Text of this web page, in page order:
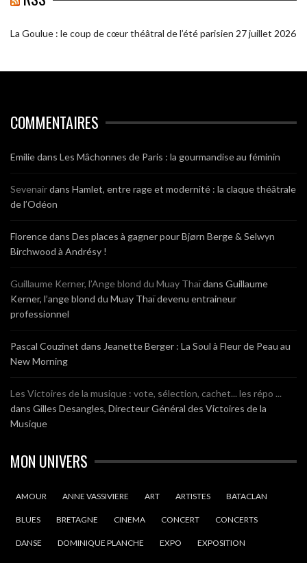
La Goulue : le coup de cœur théâtral de l’été parisien 27 juillet 2026
COMMENTAIRES
Emiliedans Les Mâchonnes de Paris : la gourmandise au féminin
Sevenairdans Hamlet, entre rage et modernité : la claque théâtrale
de l’Odéon
Florencedans Des places à gagner pour Bjørn Berge & Selwyn
Birchwood à Andrésy !
Guillaume Kerner, l’Ange blond du Muay Thaïdans Guillaume
Kerner, l’ange blond du Muay Thaï devenu entraineur
professionnel
Pascal Couzinet dans Jeanette Berger : La Soul à Fleur de Peau au
New Morning
Les Victoires de la musique : vote, sélection, cachet... les répo ...
dans Gilles Desangles, Directeur Général des Victoires de la
Musique
MON UNIVERS
AMOUR ANNE VASSIVIERE ART ARTISTES BATACLAN
BLUES BRETAGNE CINEMA CONCERT CONCERTS
DANSE DOMINIQUE PLANCHE EXPO EXPOSITION